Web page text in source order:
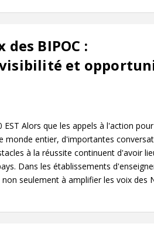
BIPOC :
et
Alors que les appels à l'action
monde entier, d'importantes
à la réussite continuent d'avoir
Dans les établissements
seulement à amplifier les voix des